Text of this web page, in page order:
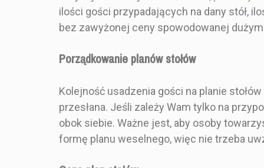
ilości gości przypadających na dany stół,
bez zawyżonej ceny spowodowanej
Porządkowanie planów stołów
Kolejność usadzenia gości na planie
przesłana. Jeśli zależy Wam tylko na
obok siebie. Ważne jest, aby osoby
formę planu weselnego, więc nie trzeba